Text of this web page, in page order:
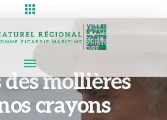
mollières
crayons